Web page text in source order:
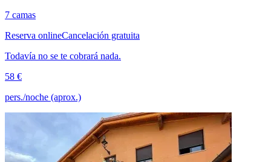
7 camas
Reserva onlineCancelación gratuita
Todavía no se te cobrará nada.
58 €
pers./noche (aprox.)